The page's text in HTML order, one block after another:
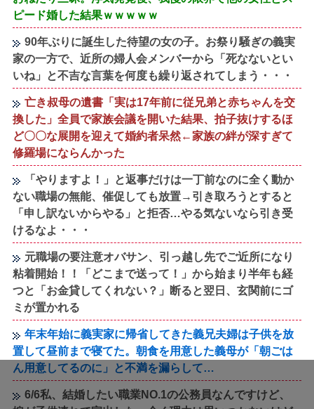
ピード婚した結果ｗｗｗｗｗ
90年ぶりに誕生した待望の女の子。お祭り騒ぎの義実
家の一方で、近所の婦人会メンバーから「死なないとい
いね」と不吉な言葉を何度も繰り返されてしまう・・・
亡き叔母の遺書「実は17年前に従兄弟と赤ちゃんを交
換した」全員で家族会議を開いた結果、拍子抜けするほ
ど〇〇な展開を迎えて婚約者呆然←家族の絆が深すぎて
修羅場にならんかった
「やりますよ！」と返事だけは一丁前なのに全く動か
ない職場の無能、催促しても放置→引き取ろうとすると
「申し訳ないからやる」と拒否…やる気ないなら引き受
けるなよ・・・
元職場の要注意オバサン、引っ越し先でご近所になり
粘着開始！！「どこまで送って！」から始まり半年も経
つと「お金貸してくれない？」断ると翌日、玄関前にゴ
ミが置かれる
年末年始に義実家に帰省してきた義兄夫婦は子供を放
置して昼前まで寝てた。朝食を用意した義母が「朝ごは
ん用意してるのに」と不満を漏らして…
6/6私、結婚したい職業NO.1の公務員なんですけど、